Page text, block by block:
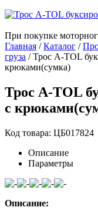
При покупке
Главная /Каталог /
груза /Трос A-TOL
крюками(сумка)
Трос A-TOL
с
Код товара: ЦБ017824
Описание
Параметры
Описание: